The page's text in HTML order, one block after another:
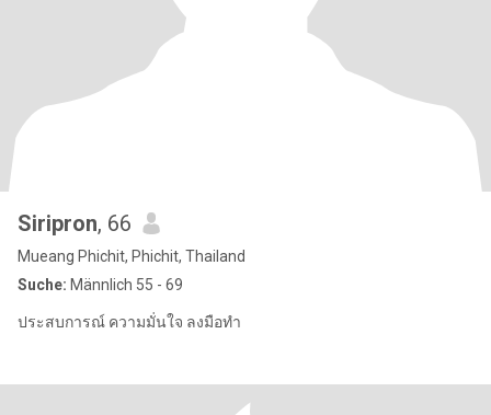
Siripron, 66
Mueang Phichit, Phichit, Thailand
Suche: Männlich 55 - 69
ประสบการณ์​ ความมั่นใจ​ ลงมือทำ